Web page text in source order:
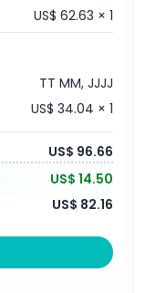
US$ 62.63 × 1
TT MM, JJJJ
US$ 34.04 × 1
US$ 96.66
US$ 14.50
US$ 82.16